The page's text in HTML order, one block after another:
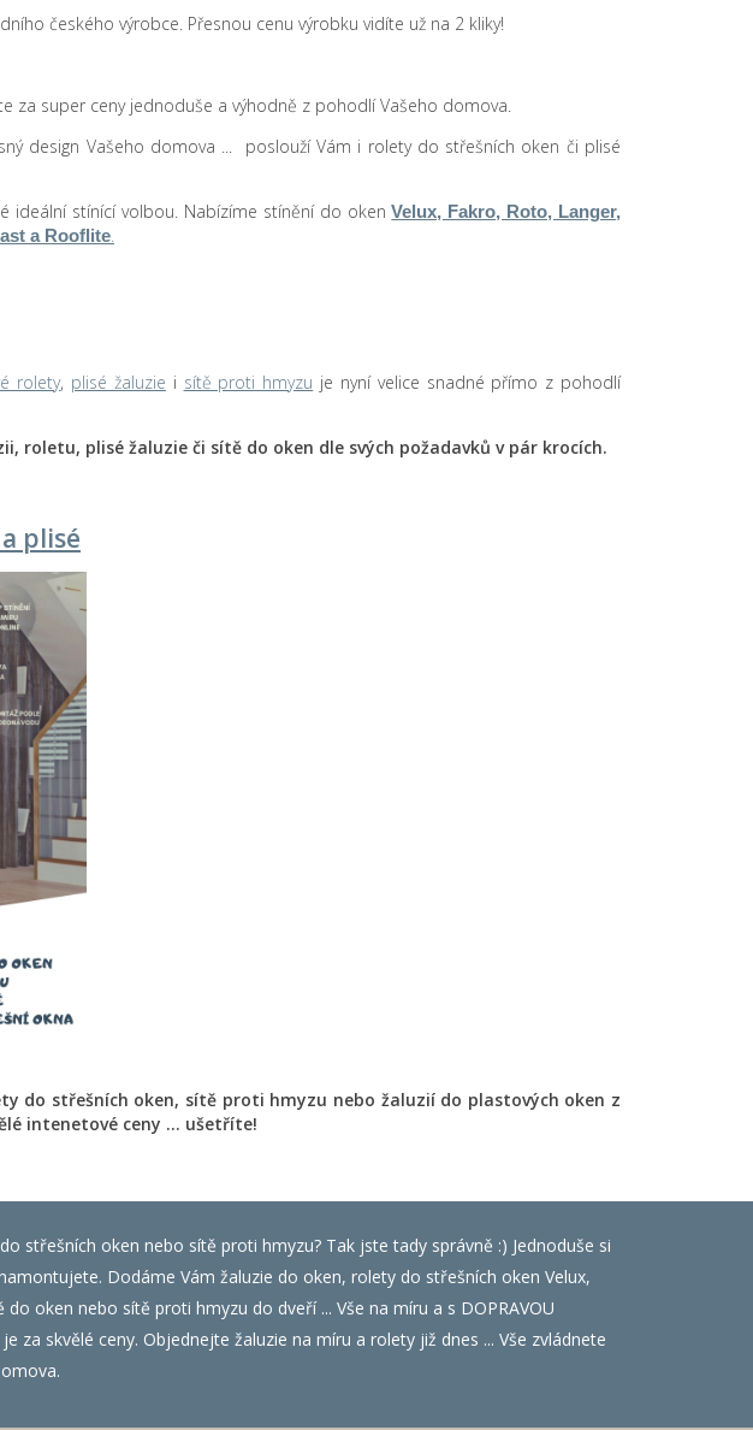
českého výrobce. Přesnou cenu výrobku vidíte už na 2 kliky!
za super ceny jednoduše a výhodně z pohodlí Vašeho domova.
design Vašeho domova ... poslouží Vám i rolety do střešních oken či plisé
ideální stínící volbou. Nabízíme stínění do okenVelux, Fakro, Roto, Langer,
a Rooflite.
rolety, plisé žaluzie i sítě proti hmyzu je nyní velice snadné přímo z pohodlí
roletu, plisé žaluzie či sítě do oken dle svých požadavků v pár krocích.
plisé
do střešních oken, sítě proti hmyzu nebo žaluzií do plastových oken z
intenetové ceny ... ušetříte!
střešních oken nebo sítě proti hmyzu? Tak jste tady správně :) Jednoduše si
Dodáme Vám žaluzie do oken, rolety do střešních oken Velux,
oken nebo sítě proti hmyzu do dveří ... Vše na míru a s DOPRAVOU
za skvělé ceny. Objednejte žaluzie na míru a rolety již dnes ... Vše zvládnete